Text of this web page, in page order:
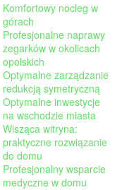
Komfortowy nocleg w
górach
Profesjonalne naprawy
zegarków w okolicach
opolskich
Optymalne zarządzanie
redukcją symetryczną
Optymalne inwestycje
na wschodzie miasta
Wisząca witryna:
praktyczne rozwiązanie
do domu
Profesjonalny wsparcie
medyczne w domu